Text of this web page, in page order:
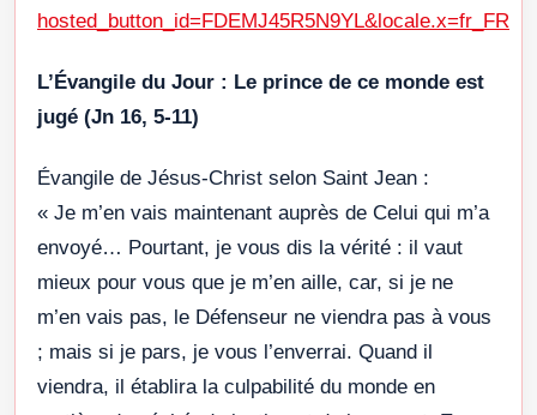
hosted_button_id=FDEMJ45R5N9YL&locale.x=fr_FR
L’Évangile du Jour : Le prince de ce monde est
jugé (Jn 16, 5-11)
Évangile de Jésus-Christ selon Saint Jean :
« Je m’en vais maintenant auprès de Celui qui m’a
envoyé… Pourtant, je vous dis la vérité : il vaut
mieux pour vous que je m’en aille, car, si je ne
m’en vais pas, le Défenseur ne viendra pas à vous
; mais si je pars, je vous l’enverrai. Quand il
viendra, il établira la culpabilité du monde en